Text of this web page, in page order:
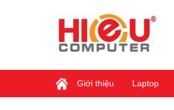
Giới thiệu Laptop